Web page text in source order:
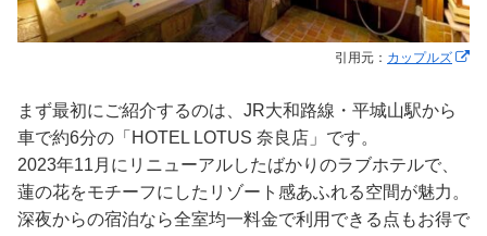
引用元： カップルズ
まず最初にご紹介するのは、JR大和路線・平城山駅から
車で約6分の「HOTEL LOTUS 奈良店」です。
2023年11月にリニューアルしたばかりのラブホテルで、
蓮の花をモチーフにしたリゾート感あふれる空間が魅力。
深夜からの宿泊なら全室均一料金で利用できる点もお得で